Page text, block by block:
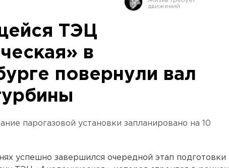
ТЭЦ
в
повернули вал
парогазовой установки запланировано на 10
успешно завершился очередной этап подготовки